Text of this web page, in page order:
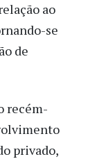
ao
se
de
recém-
privado,